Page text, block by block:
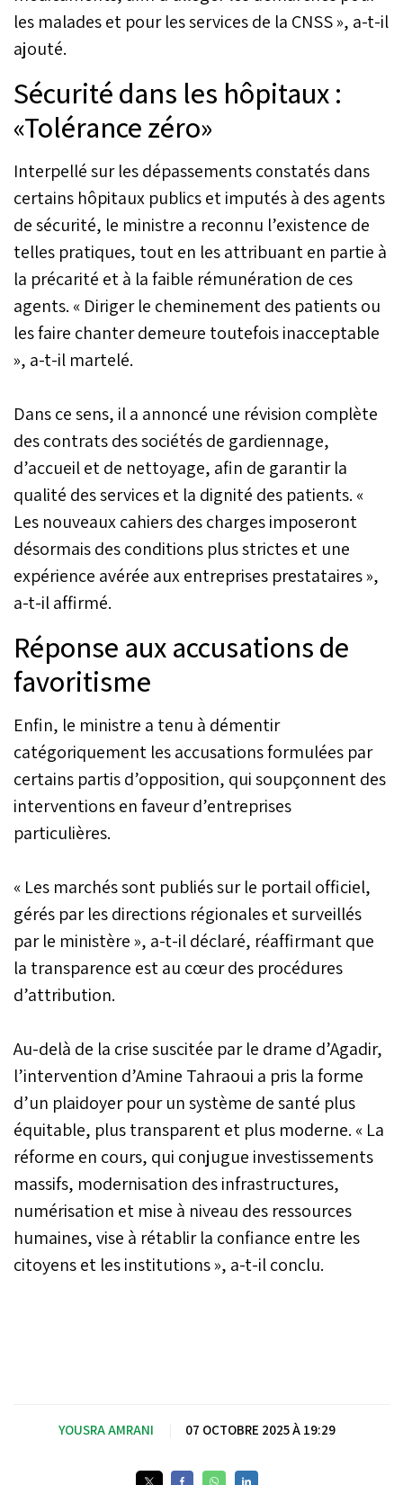
les malades et pour les services de la CNSS », a-t-il
ajouté.
Sécurité dans les hôpitaux :
«Tolérance zéro»
Interpellé sur les dépassements constatés dans
certains hôpitaux publics et imputés à des agents
de sécurité, le ministre a reconnu l’existence de
telles pratiques, tout en les attribuant en partie à
la précarité et à la faible rémunération de ces
agents. « Diriger le cheminement des patients ou
les faire chanter demeure toutefois inacceptable
», a-t-il martelé.
Dans ce sens, il a annoncé une révision complète
des contrats des sociétés de gardiennage,
d’accueil et de nettoyage, afin de garantir la
qualité des services et la dignité des patients. «
Les nouveaux cahiers des charges imposeront
désormais des conditions plus strictes et une
expérience avérée aux entreprises prestataires »,
a-t-il affirmé.
Réponse aux accusations de
favoritisme
Enfin, le ministre a tenu à démentir
catégoriquement les accusations formulées par
certains partis d’opposition, qui soupçonnent des
interventions en faveur d’entreprises
particulières.
« Les marchés sont publiés sur le portail officiel,
gérés par les directions régionales et surveillés
par le ministère », a-t-il déclaré, réaffirmant que
la transparence est au cœur des procédures
d’attribution.
Au-delà de la crise suscitée par le drame d’Agadir,
l’intervention d’Amine Tahraoui a pris la forme
d’un plaidoyer pour un système de santé plus
équitable, plus transparent et plus moderne. « La
réforme en cours, qui conjugue investissements
massifs, modernisation des infrastructures,
numérisation et mise à niveau des ressources
humaines, vise à rétablir la confiance entre les
citoyens et les institutions », a-t-il conclu.
YOUSRA AMRANI 07 OCTOBRE 2025 À 19:29